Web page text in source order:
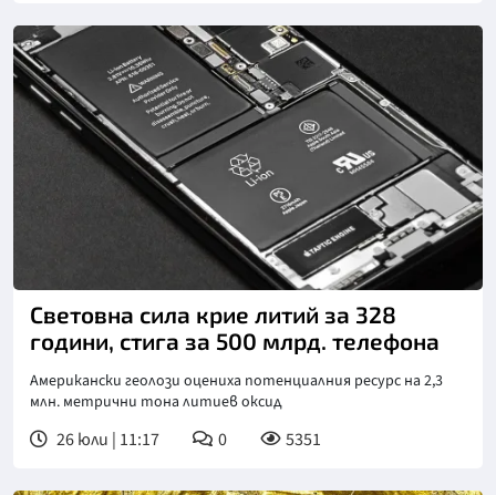
Световна сила крие литий за 328
години, стига за 500 млрд. телефона
Американски геолози оцениха потенциалния ресурс на 2,3
млн. метрични тона литиев оксид
26 юли | 11:17 0 5351